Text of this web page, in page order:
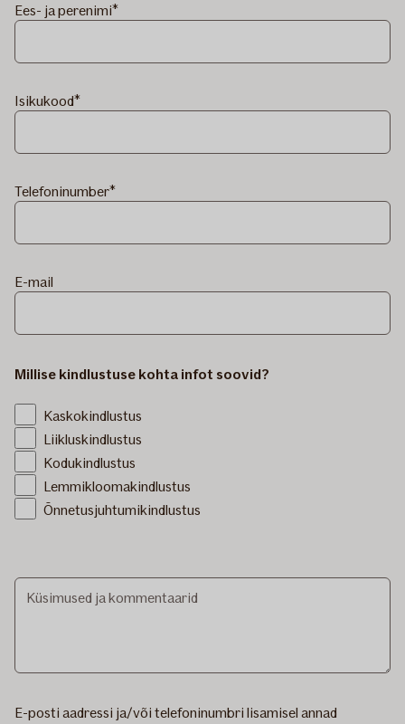
Ees- ja perenimi
Isikukood
Telefoninumber
E-mail
Millise kindlustuse kohta infot soovid?
Kaskokindlustus
Liikluskindlustus
Kodukindlustus
Lemmikloomakindlustus
Õnnetusjuhtumikindlustus
E-posti aadressi ja/või telefoninumbri lisamisel annad